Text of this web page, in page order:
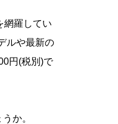
網羅してい
ルや最新の
円(税別)で
か。